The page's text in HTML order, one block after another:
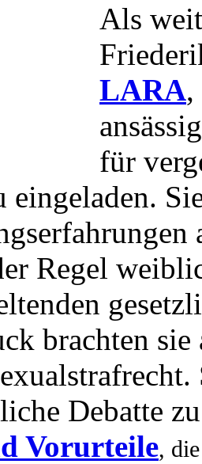
Als
LARA,
für
eingeladen.
Regel
brachten
Debatte
Vorurteile,